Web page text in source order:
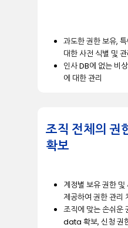
과도한권한보유,
대한 사전 식별 및
인사DB에 없는 비
에 대한관리
조직 전체의 권
확보
계정별 보유권한 및
제공하여 권한관리
조직에 맞는손쉬운
data 확보, 신청 권